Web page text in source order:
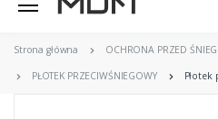
Strona główna OCHRONA PRZED
PŁOTEK PRZECIWŚNIEGOWY